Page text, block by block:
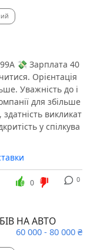
99А 💸 Зарплата 40
Орієнтація
Уважність до і
для збільше
викликат
у спілкува
0
0
НА АВТО
60 000 - 80 000 ₴